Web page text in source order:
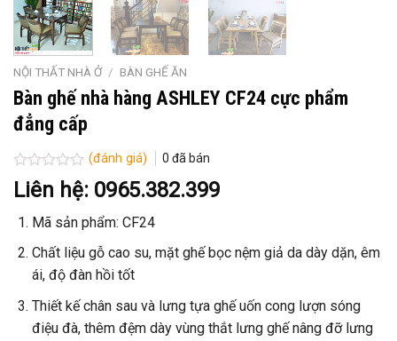
NỘI THẤT NHÀ Ở / BÀN GHẾ ĂN
Bàn ghế nhà hàng ASHLEY CF24 cực phẩm
đẳng cấp
Được
xếp
0
sao
(đánh giá) 0 đã bán
Liên hệ: 0965.382.399
Mã sản phẩm: CF24
Chất liệu gỗ cao su, mặt ghế bọc nệm giả da dày dặn, êm
ái, độ đàn hồi tốt
Thiết kế chân sau và lưng tựa ghế uốn cong lượn sóng
điệu đà, thêm đệm dày vùng thắt lưng ghế nâng đỡ lưng